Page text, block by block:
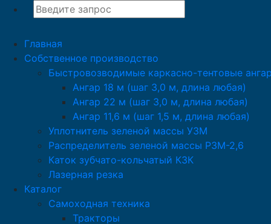
Главная
Собственное производство
Быстровозводимые каркасно-тентовые
Ангар 18 м (шаг 3,0 м, длина любая)
Ангар 22 м (шаг 3,0 м, длина любая)
Ангар 11,6 м (шаг 1,5 м, длина любая)
Уплотнитель зеленой массы УЗМ
Распределитель зеленой массы РЗМ-2,6
Каток зубчато-кольчатый КЗК
Лазерная резка
Каталог
Самоходная техника
Тракторы